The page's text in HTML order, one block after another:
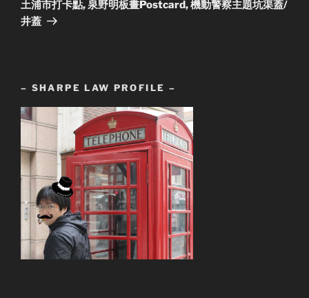
土浦市打卡點, 泉野明板畫Postcard, 機動警察主題坑渠蓋/
井蓋
– SHARPE LAW PROFILE –